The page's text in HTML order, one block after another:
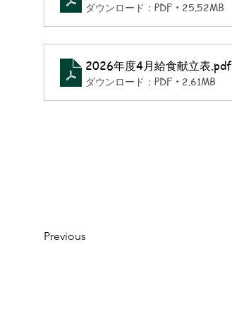
ダウンロード：PDF • 25.52MB
2026年度4月給食献立表.pdf
ダウンロード：PDF • 2.61MB
Previous